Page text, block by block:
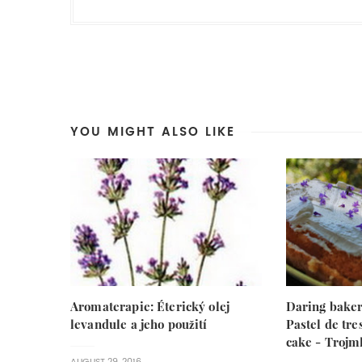
YOU MIGHT ALSO LIKE
Aromaterapie: Éterický olej
levandule a jeho použití
Daring
Pastel de
cake -